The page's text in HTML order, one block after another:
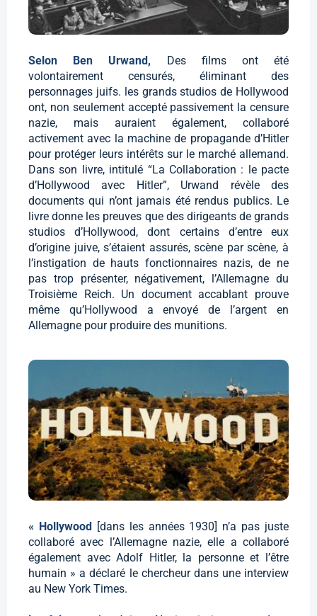
Selon Ben Urwand, Des films ont été
volontairement censurés, éliminant des
personnages juifs. les grands studios de Hollywood
ont, non seulement accepté passivement la censure
nazie, mais auraient également, collaboré
activement avec la machine de propagande d’Hitler
pour protéger leurs intérêts sur le marché allemand.
Dans son livre, intitulé “La Collaboration : le pacte
d’Hollywood avec Hitler”, Urwand révèle des
documents qui n’ont jamais été rendus publics. Le
livre donne les preuves que des dirigeants de grands
studios d’Hollywood, dont certains d’entre eux
d’origine juive, s’étaient assurés, scène par scène, à
l’instigation de hauts fonctionnaires nazis, de ne
pas trop présenter, négativement, l’Allemagne du
Troisième Reich. Un document accablant prouve
même qu’Hollywood a envoyé de l’argent en
Allemagne pour produire des munitions.
« Hollywood [dans les années 1930] n’a pas juste
collaboré avec l’Allemagne nazie, elle a collaboré
également avec Adolf Hitler, la personne et l’être
humain » a déclaré le chercheur dans une interview
au New York Times.